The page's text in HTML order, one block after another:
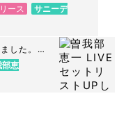
さんの曲を追加し
ース
サニーデ
した。
野恩賜
部恵